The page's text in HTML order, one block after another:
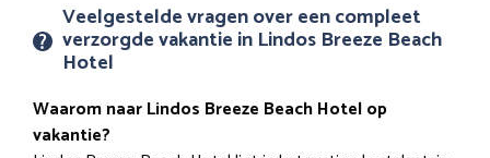
Veelgestelde vragen over een compleet
verzorgde vakantie in Lindos Breeze Beach
Hotel
Waarom naar Lindos Breeze Beach Hotel op
vakantie?